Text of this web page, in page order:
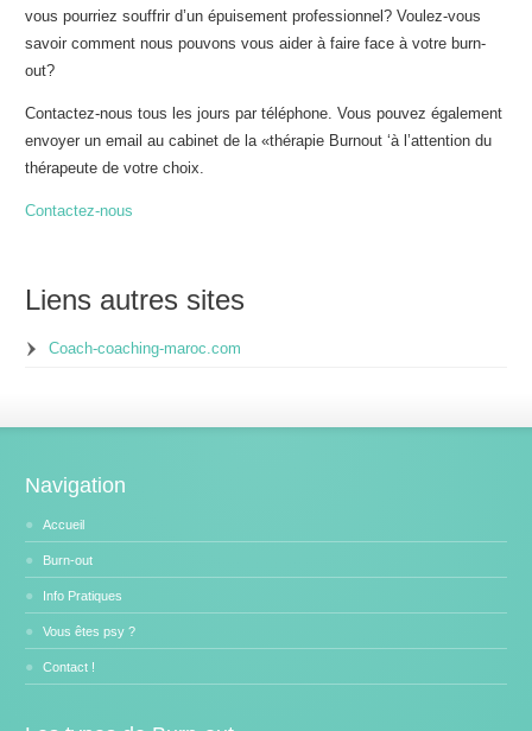
vous pourriez souffrir d’un épuisement professionnel? Voulez-vous
savoir comment nous pouvons vous aider à faire face à votre burn-
out?
Contactez-nous tous les jours par téléphone. Vous pouvez également
envoyer un email au cabinet de la «thérapie Burnout ‘à l’attention du
thérapeute de votre choix.
Contactez-nous
Liens autres sites
Coach-coaching-maroc.com
Navigation
Accueil
Burn-out
Info Pratiques
Vous êtes psy ?
Contact !